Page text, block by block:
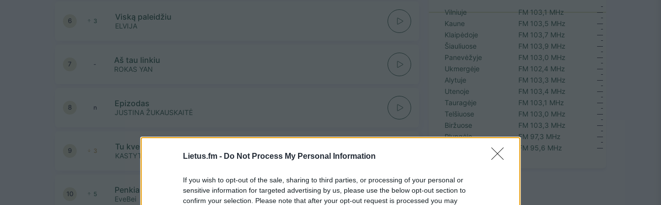
Lietus.fm - Do Not Process My Personal Information
If you wish to opt-out of the sale, sharing to third parties, or processing of your personal or
sensitive information for targeted advertising by us, please use the below opt-out section to
confirm your selection. Please note that after your opt-out request is processed you may
6 3 Viską paleidžiu
ELVIJA
7 - Aš tau linkiu
ROKAS YAN
8 n Epizodas
JUSTINA ŽUKAUSKAITĖ
9 3 Tu kvepėjai lietum
KASTYTIS KERBEDIS
10 5 Penkialapis
EveBei
Vilniuje
FM 103,1 MHz
Kaune
FM 103,5 MHz
Klaipėdoje
FM 103,7 MHz
Šiauliuose
FM 103,9 MHz
Panevėžyje
FM 103,0 MHz
Ukmergėje
FM 102,4 MHz
Alytuje
FM 103,3 MHz
Utenoje
FM 103,4 MHz
Tauragėje
FM 103,1 MHz
Telšiuose
FM 103,0 MHz
Biržuose
FM 103,3 MHz
Plungėje
FM 97,3 MHz
FM 95,6 MHz